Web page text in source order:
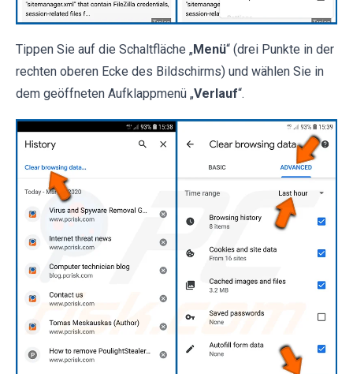
Tippen Sie auf die Schaltfläche „Menü“ (drei Punkte in der
rechten oberen Ecke des Bildschirms) und wählen Sie in
dem geöffneten Aufklappmenü „Verlauf“.